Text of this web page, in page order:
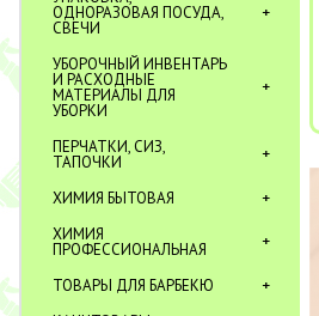
ОДНОРАЗОВАЯ ПОСУДА,
СВЕЧИ
УБОРОЧНЫЙ ИНВЕНТАРЬ
И РАСХОДНЫЕ
МАТЕРИАЛЫ ДЛЯ
УБОРКИ
ПЕРЧАТКИ, СИЗ,
ТАПОЧКИ
ХИМИЯ БЫТОВАЯ
ХИМИЯ
ПРОФЕССИОНАЛЬНАЯ
ТОВАРЫ ДЛЯ БАРБЕКЮ